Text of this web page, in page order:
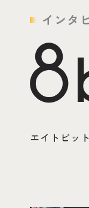
インタ
エイトビッ